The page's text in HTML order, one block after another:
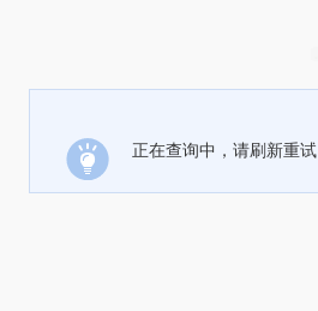
正在查询中，请刷新重试